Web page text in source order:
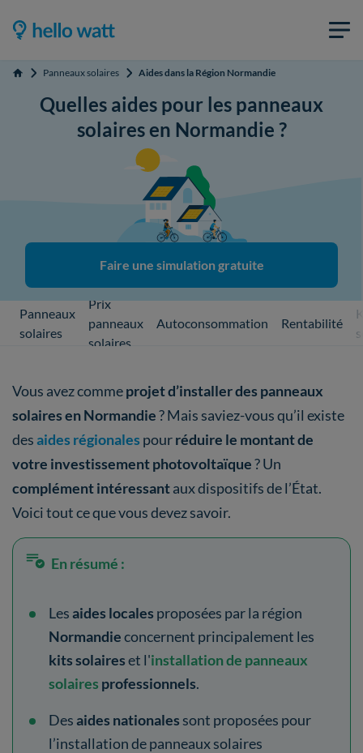
Accueil Panneaux solaires Aides dans la Région Normandie
Quelles aides pour les panneaux
solaires en Normandie ?
Faire une simulation gratuite
Panneaux
solaires
Prix
panneaux
solaires
Autoconsommation Rentabilité
Vous avez commeprojet d’installer des panneaux
solaires en Normandie? Mais saviez-vous qu’il existe
desaides régionales pourréduire le montant de
votre investissement photovoltaïque? Un
complément intéressantaux dispositifs de l’État.
Voici tout ce que vous devez savoir.
En résumé :
Lesaides locales proposées par la région
Normandieconcernent principalement les
kits solaireset l'installation de panneaux
solaires professionnels.
Desaides nationales sont proposées pour
l’installation de panneaux solaires